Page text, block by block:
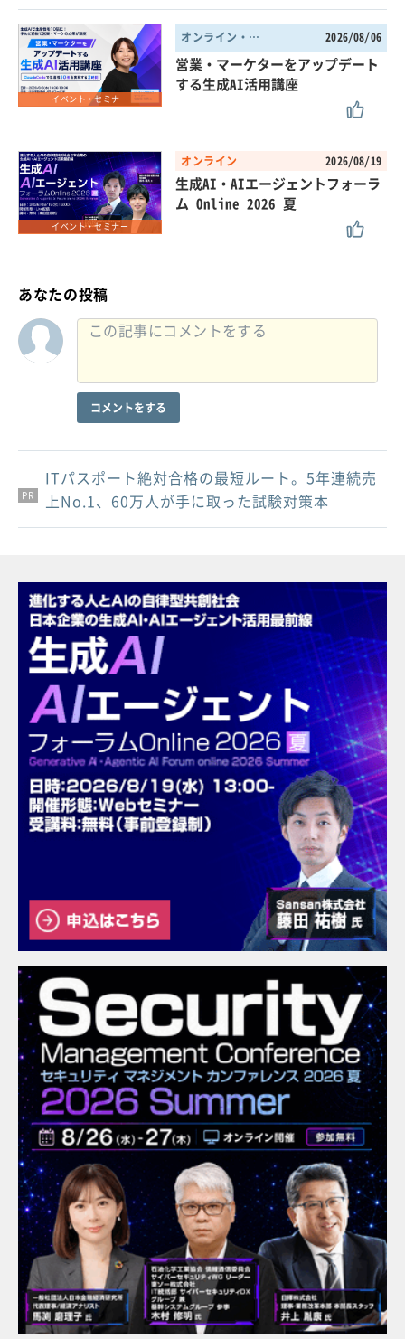
イベント・セミナー
オンライン・東京都 2026/08/06
営業・マーケターをアップデート
する生成AI活用講座
イベント・セミナー
オンライン 2026/08/19
生成AI・AIエージェントフォーラ
ム Online 2026 夏
あなたの投稿
コメントをする
PR
PR
PR
ITパスポート絶対合格の最短ルート。5年連続売
上No.1、60万人が手に取った試験対策本